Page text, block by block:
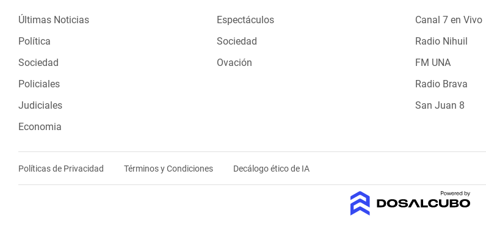
Últimas Noticias
Política
Sociedad
Policiales
Judiciales
Economia
Espectáculos
Sociedad
Ovación
Canal 7 en Vivo
Radio Nihuil
FM UNA
Radio Brava
San Juan 8
Políticas de Privacidad Términos y Condiciones Decálogo ético de IA